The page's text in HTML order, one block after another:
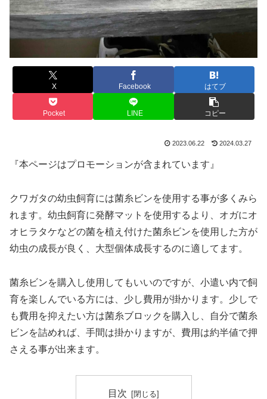
X Facebook はてブ
Pocket LINE コピー
2023.06.22 2024.03.27
『本ページはプロモーションが含まれています』
クワガタの幼虫飼育には菌糸ビンを使用する事が多くみら
れます。幼虫飼育に発酵マットを使用するより、オガにオ
オヒラタケなどの菌を植え付けた菌糸ビンを使用した方が
幼虫の成長が良く、大型個体成長するのに適してます。
菌糸ビンを購入し使用してもいいのですが、小遣い内で飼
育を楽しんでいる方には、少し費用が掛かります。少しで
も費用を抑えたい方は菌糸ブロックを購入し、自分で菌糸
ビンを詰めれば、手間は掛かりますが、費用は約半値で押
さえる事が出来ます。
目次